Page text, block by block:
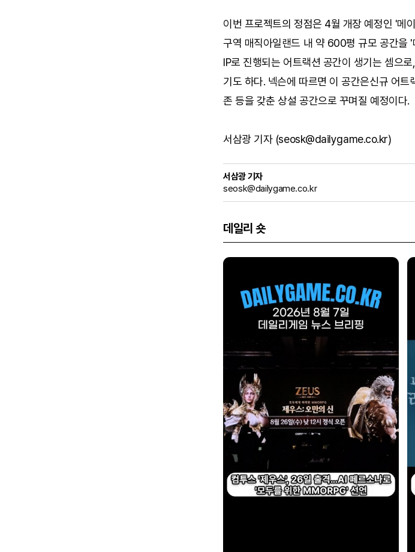
이번 프로젝트의 정점은 4월 개장 예정인 '메
구역 매직아일랜드 내 약 600평 규모 공간을
IP로 진행되는 어트랙션 공간이 생기는 셈으
기도 하다. 넥슨에 따르면 이 공간은신규 어
존 등을 갖춘 상설 공간으로 꾸며질 예정이다.
서삼광 기자 (seosk@dailygame.co.kr)
서삼광 기자
seosk@dailygame.co.kr
데일리 숏